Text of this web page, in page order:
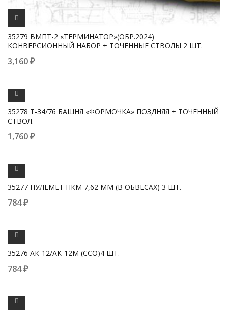
35279 BMПT-2 «ТЕРМИНАТОР»(ОБР.2024)
КОНВЕРСИОННЫЙ НАБОР + ТОЧЕННЫЕ СТВОЛЫ 2 ШТ.
3,160₽
35278 Т-34/76 БАШНЯ «ФОРМОЧКА» ПОЗДНЯЯ + ТОЧЕННЫЙ
СТВОЛ.
1,760₽
35277 ПУЛЕМЕТ ПКМ 7,62 ММ (В ОБВЕСАХ) 3 ШТ.
784₽
35276 АК-12/АК-12М (ССО)4 ШТ.
784₽